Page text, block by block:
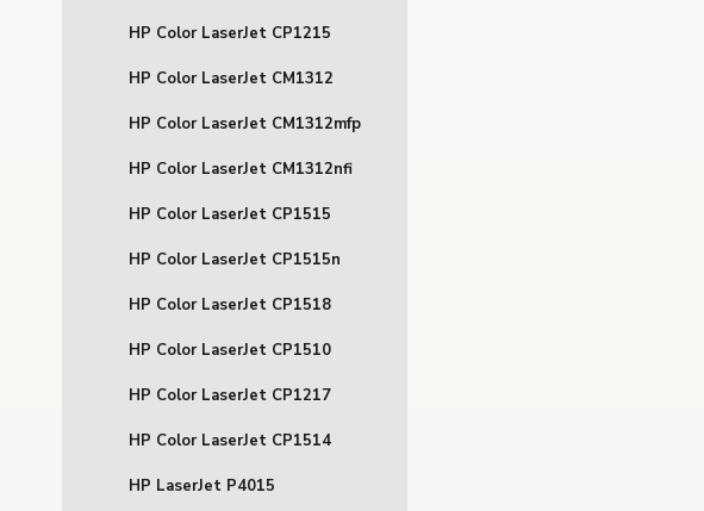
HP Color LaserJet CP1215
HP Color LaserJet CM1312
HP Color LaserJet CM1312mfp
HP Color LaserJet CM1312nfi
HP Color LaserJet CP1515
HP Color LaserJet CP1515n
HP Color LaserJet CP1518
HP Color LaserJet CP1510
HP Color LaserJet CP1217
HP Color LaserJet CP1514
HP LaserJet P4015